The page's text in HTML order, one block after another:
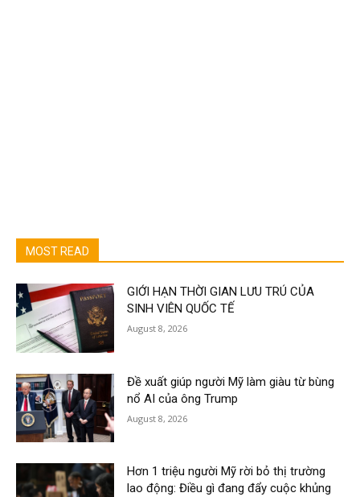
MOST READ
GIỚI HẠN THỜI GIAN LƯU TRÚ CỦA
SINH VIÊN QUỐC TẾ
August 8, 2026
Đề xuất giúp người Mỹ làm giàu từ bùng
nổ AI của ông Trump
August 8, 2026
Hơn 1 triệu người Mỹ rời bỏ thị trường
lao động: Điều gì đang đẩy cuộc khủng